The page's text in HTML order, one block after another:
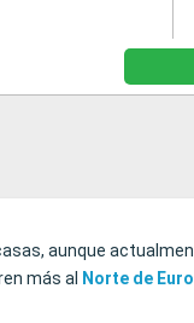
aunque
más al
Norte de